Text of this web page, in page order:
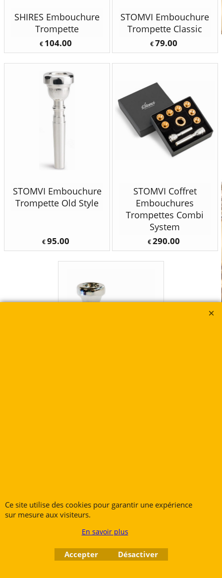
SHIRES Embouchure
Trompette
€ 104.00
STOMVI Embouchure
Trompette Classic
€79.00
STOMVI Embouchure
Trompette Old Style
€95.00
STOMVI Coffret
Embouchures
Trompettes Combi
System
€290.00
Nos Références
Atelier de réparations
Bienvenue Chez Vous !
Flûtes Traversières
Bassons & Fagotts
Ce site utilise des cookies pour garantir une expérience
sur mesure aux visiteurs.
En savoir plus
Accepter Désactiver